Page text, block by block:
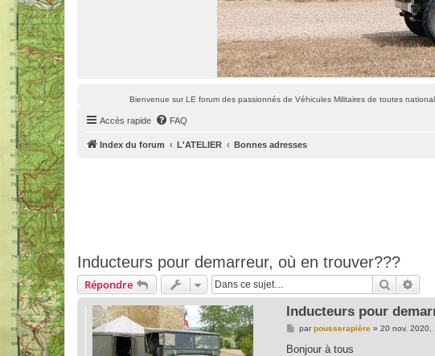
Bienvenue sur LE forum des passionnés de Véhicules Militaires de toutes
Accès rapide FAQ
Index du forum L'ATELIER Bonnes adresses
Inducteurs pour demarreur, où en trouver???
Répondre
Inducteurs pour
M
s
parpousserapière» 20 nov. 2020,
Bonjour à tous